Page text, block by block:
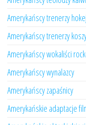
Amerykańscy trenerzy
Amerykańscy trenerzy
Amerykańscy wokaliści
Amerykańscy wynalazcy
Amerykańscy zapaśnicy
Amerykańskie adaptacje